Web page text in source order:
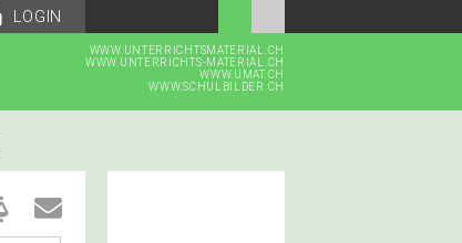
LOGIN
WWW.UNTERRICHTSMATERIAL.CH
WWW.UNTERRICHTS-MATERIAL.CH
WWW.UMAT.CH
WWW.SCHULBILDER.CH